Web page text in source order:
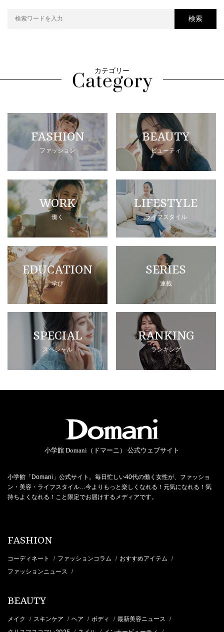
検索
カテゴリー
FASHION
ファッション
BEAUTY
ビューティ
WORK
働く
LIFESTYLE
ライフスタイル
EDUCATION
学び
SERIES
連載
SPECIAL
スペシャル
RANKING
ランキング
小学館 Domani（ドマーニ） 公式ウェブサイト
小学館「Domani」公式サイト。毎日忙しい40代の働く女性が、ファッショ
ン・美容・ライフスタイル…今よりもっと楽しくなれる！元気になれる！気
持ちよくなれる！こと限定でお届けするメディアです。
FASHION
コーディネート / ファッションコラム / おすすめアイテム /
ファッションニュース /
BEAUTY
メイク / スキンケア / ヘア / ボディ / 最新美容ニュース /